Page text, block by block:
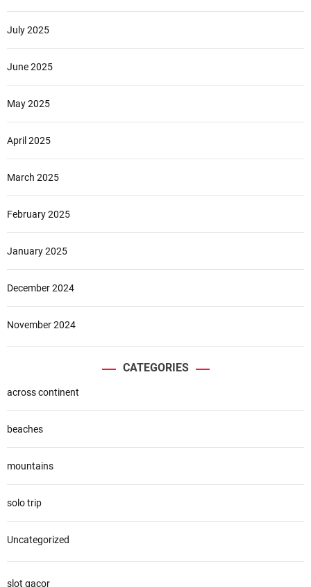
July 2025
June 2025
May 2025
April 2025
March 2025
February 2025
January 2025
December 2024
November 2024
CATEGORIES
across continent
beaches
mountains
solo trip
Uncategorized
slot gacor